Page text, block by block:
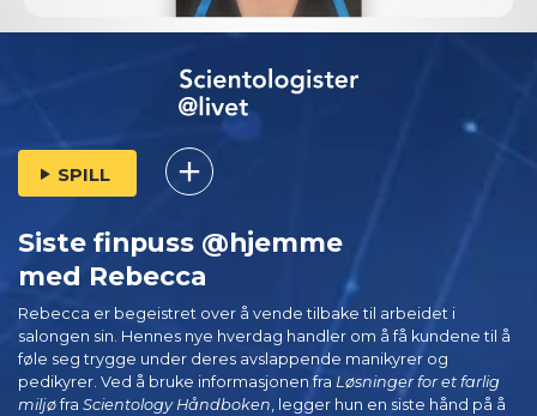
SPILL
Siste finpuss @hjemme
med Rebecca
Rebecca er begeistret over å vende tilbake til arbeidet i
salongen sin. Hennes nye hverdag handler om å få kundene til å
føle seg trygge under deres avslappende manikyrer og
pedikyrer. Ved å bruke informasjonen fra Løsninger for et farlig
miljøfra Scientology Håndboken , legger hun en siste hånd på å